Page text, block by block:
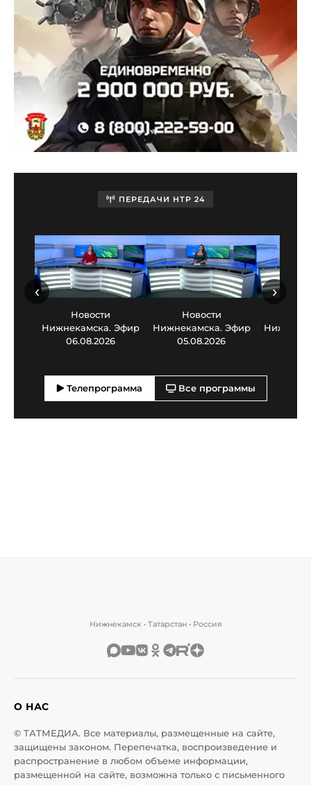
ПЕРЕДАЧИ НТР 24
Новости
Нижнекамска. Эфир
06.08.2026
Новости
Нижнекамска. Эфир
05.08.2026
‹ ›
Телепрограмма Все программы
Нижнекамск • Татарстан • Россия
О НАС
© ТАТМЕДИА. Все материалы, размещенные на сайте,
защищены законом. Перепечатка, воспроизведение и
распространение в любом объеме информации,
размещенной на сайте, возможна только с письменного